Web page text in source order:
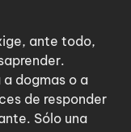
ante todo,
dogmas o a
de responder
Sólo una